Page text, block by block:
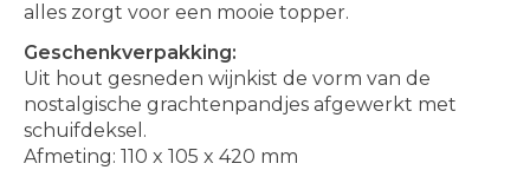
alles zorgt voor een mooie topper.
Geschenkverpakking:
Uit hout gesneden wijnkist de vorm van de
nostalgische grachtenpandjes afgewerkt met
schuifdeksel.
Afmeting: 110 x 105 x 420 mm